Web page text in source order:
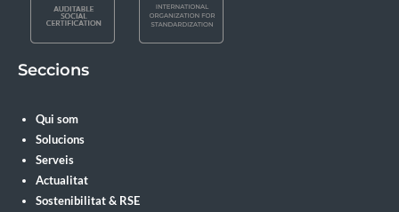
Seccions
Qui som
Solucions
Serveis
Actualitat
Sostenibilitat & RSE